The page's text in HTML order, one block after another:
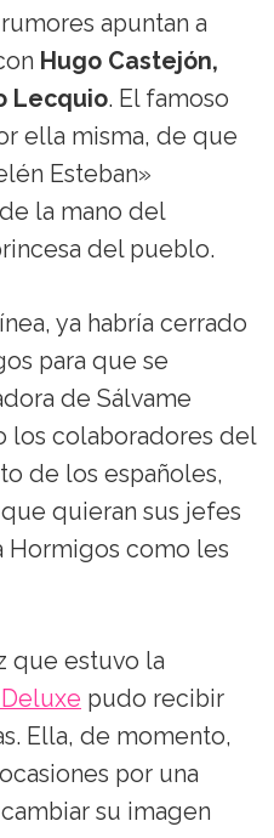
apuntan a
Hugo Castejón,
Lecquio. El famoso
ella misma, de que
Esteban»
la mano del
del pueblo.
ya habría cerrado
para que se
de Sálvame
los colaboradores del
de los españoles,
quieran sus jefes
Hormigos como les
que estuvo la
pudo recibir
Ella, de momento,
por una
su imagen